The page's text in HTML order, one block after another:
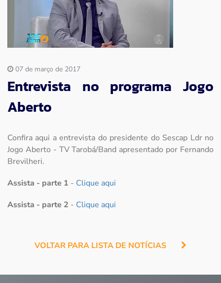
Imprensa
07 de março de 2017
Entrevista no programa Jogo
Aberto
Confira aqui a entrevista do presidente do Sescap Ldr no
Jogo Aberto - TV Tarobá/Band apresentado por Fernando
Brevilheri.
Assista - parte 1 - Clique aqui
Assista - parte 2 - Clique aqui
VOLTAR PARA LISTA DE NOTÍCIAS